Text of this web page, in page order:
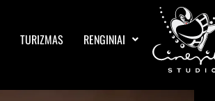
TURIZMAS RENGINIAI